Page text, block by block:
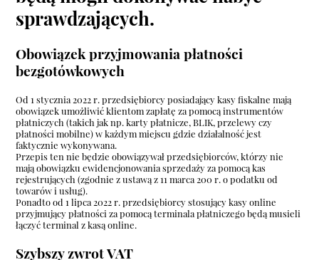
sprawdzających.
Obowiązek przyjmowania płatności
bezgotówkowych
Od 1 stycznia 2022 r. przedsiębiorcy posiadający kasy fiskalne mają
obowiązek umożliwić klientom zapłatę za pomocą instrumentów
płatniczych (takich jak np. karty płatnicze, BLIK, przelewy czy
płatności mobilne) w każdym miejscu gdzie działalność jest
faktycznie wykonywana.
Przepis ten nie będzie obowiązywał przedsiębiorców, którzy nie
mają obowiązku ewidencjonowania sprzedaży za pomocą kas
rejestrujących (zgodnie z ustawą z 11 marca 200 r. o podatku od
towarów i usług).
Ponadto od 1 lipca 2022 r. przedsiębiorcy stosujący kasy online
przyjmujący płatności za pomocą terminala płatniczego będą musieli
łączyć terminal z kasą online.
Szybszy zwrot VAT